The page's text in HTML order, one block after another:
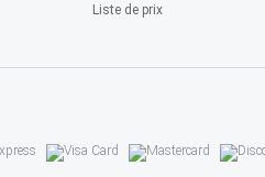
Liste de prix